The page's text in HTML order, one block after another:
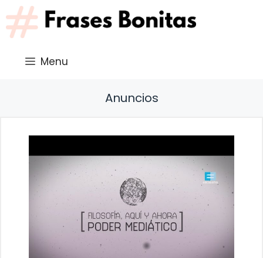
Saltar
al
contenido
Menu
Anuncios